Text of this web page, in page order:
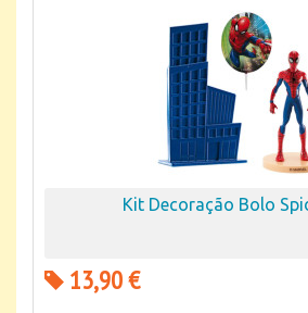
Kit Decoração Bolo
13,90 €